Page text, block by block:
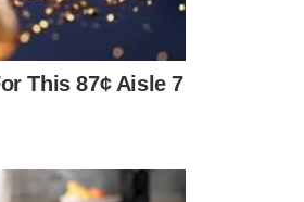
หล่อ เมื่อวันที่ 10 มี.ค 63 พร้อม
This 87¢ Aisle 7